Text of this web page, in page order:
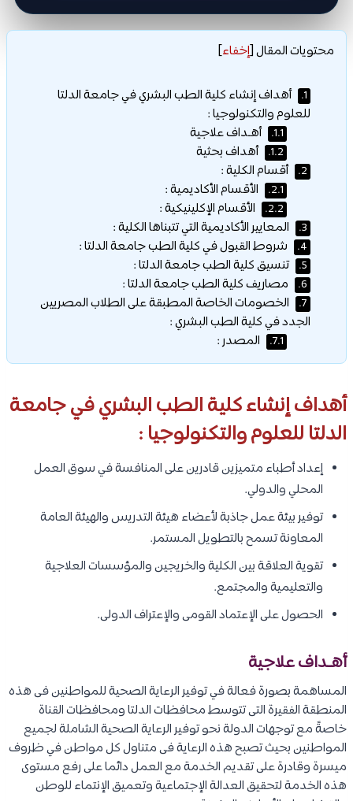
محتويات المقال[إخفاء]
1.
أهداف إنشاء كلية الطب البشري في جامعة الدلتا
للعلوم والتكنولوجيا :
1.1. أهـداف علاجية
1.2. أهداف بحثية
2. أقسام الكلية :
2.1. الأقسام الأكاديمية :
2.2. الأقسام الإكلينيكية :
3. المعايير الأكاديمية التي تتبناها الكلية :
4. شروط القبول في كلية الطب جامعة الدلتا :
5. تنسيق كلية الطب جامعة الدلتا :
6. مصاريف كلية الطب جامعة الدلتا :
7.
الخصومات الخاصة المطبقة على الطلاب المصريين
الجدد في كلية الطب البشري :
7.1. المصدر :
أهداف إنشاء كلية الطب البشري فيجامعة
الدلتا للعلوم والتكنولوجيا :
إعداد أطباء متميزين قادرين على المنافسة في سوق العمل
المحلي والدولي.
توفير بيئة عمل جاذبة لأعضاء هيئة التدريس والهيئة العامة
المعاونة تسمح بالتطويل المستمر.
تقوية العلاقة بين الكلية والخريجين والمؤسسات العلاجية
والتعليمية والمجتمع.
الحصول على الإعتماد القومى والإعتراف الدولى.
أهـداف علاجية
المساهمة بصورة فعالة في توفير الرعاية الصحية للمواطنين فى هذه
المنطقة الفقيرة التى تتوسط محافظات الدلتا ومحافظات القناة
خاصةً مع توجهات الدولة نحو توفير الرعاية الصحية الشاملة لجميع
المواطنين بحيث تصبح هذه الرعاية فى متناول كل مواطن في ظروف
ميسرة وقادرة على تقديم الخدمة مع العمل دائما على رفع مستوى
هذه الخدمة لتحقيق العدالة الإجتماعية وتعميق الإنتماء للوطن